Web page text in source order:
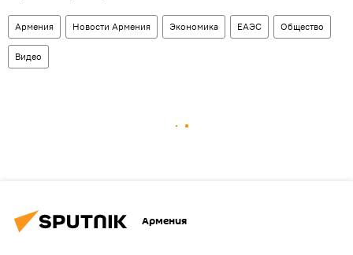
Армения Новости Армения Экономика ЕАЭС Общество
Видео
Армения